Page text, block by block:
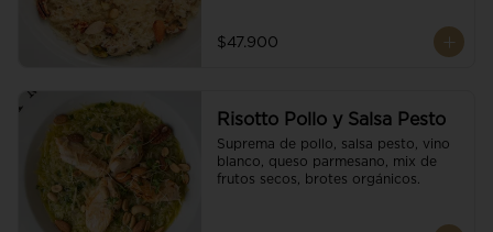
$47.900
Risotto Pollo y Salsa Pesto
Suprema de pollo, salsa pesto, vino
blanco, queso parmesano, mix de
frutos secos, brotes orgánicos.